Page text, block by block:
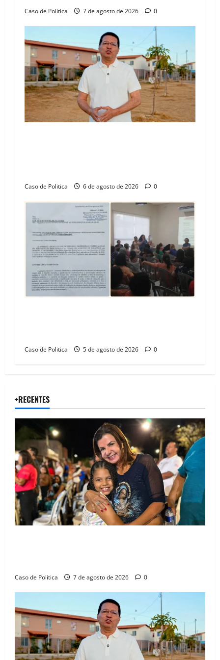
Caso de Politica 7 de agosto de 2026 0
Caso de Politica 6 de agosto de 2026 0
Caso de Politica 5 de agosto de 2026 0
+RECENTES
Caso de Politica 7 de agosto de 2026 0